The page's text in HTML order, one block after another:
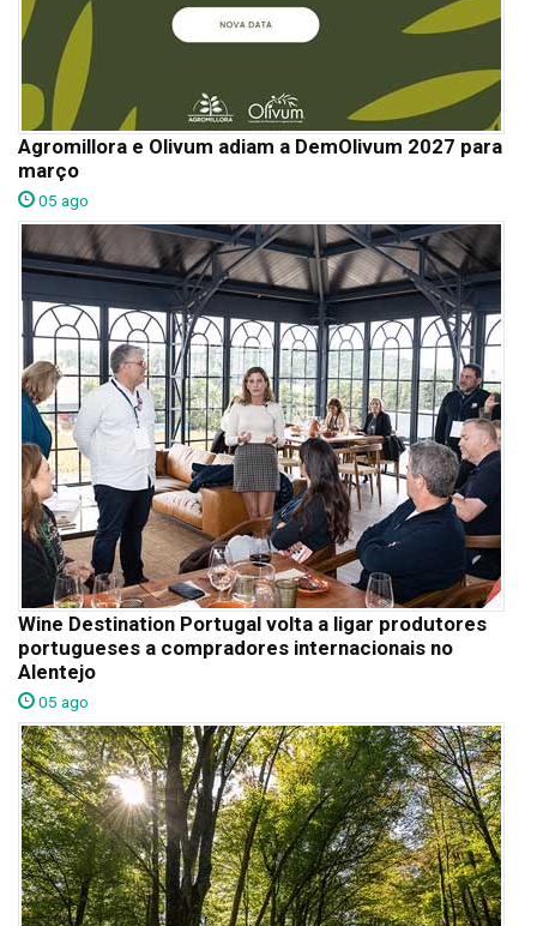
Agromillora e Olivum adiam a DemOlivum 2027 para
março
05 ago
Wine Destination Portugal volta a ligar produtores
portugueses a compradores internacionais no
Alentejo
05 ago